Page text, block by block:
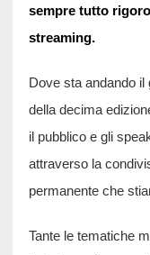
sempre tutto
streaming.
Dove sta andando
della decima
il pubblico e gli
attraverso la
permanente che
Tante le tematiche